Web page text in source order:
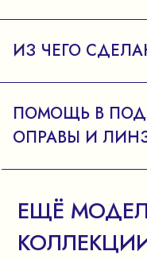
ИЗ ЧЕГО
ПОМОЩЬ В
ОПРАВЫ И
ЕЩЁ